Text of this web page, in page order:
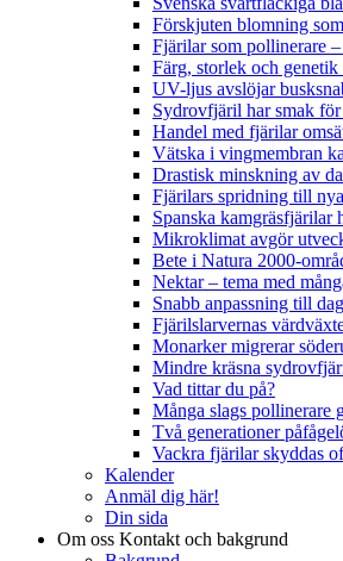
Förskjuten blomning
Fjärilar som pollinerare
Färg, storlek och
UV-ljus avslöjar
Sydrovfjäril har smak
Handel med fjärilar
Vätska i vingmembran
Drastisk minskning av
Fjärilars spridning till
Spanska kamgräsfjärilar
Mikroklimat avgör
Bete i Natura 2000-
Nektar – tema med
Snabb anpassning till
Fjärilslarvernas
Monarker migrerar
Mindre kräsna
Vad tittar du på?
Många slags pollinerare
Två generationer
Vackra fjärilar skyddas
Kalender
Anmäl dig här!
Din sida
Om oss Kontakt och bakgrund